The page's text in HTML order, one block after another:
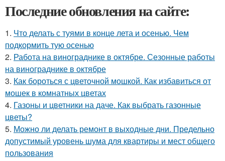
Последние обновления на сайте:
1. Что делать с туями в конце лета и осенью. Чем
подкормить тую осенью
2. Работа на винограднике в октябре. Сезонные работы
на винограднике в октябре
3. Как бороться с цветочной мошкой. Как избавиться от
мошек в комнатных цветах
4. Газоны и цветники на даче. Как выбрать газонные
цветы?
5. Можно ли делать ремонт в выходные дни. Предельно
допустимый уровень шума для квартиры и мест общего
пользования